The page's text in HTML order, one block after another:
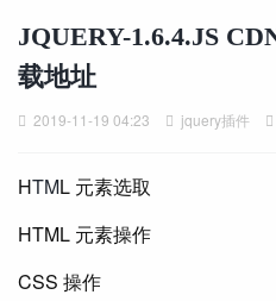
JQUERY-1.6.4.JS
载地址
2019-11-19 04:23 jquery插件
HTML 元素选取
HTML 元素操作
CSS 操作